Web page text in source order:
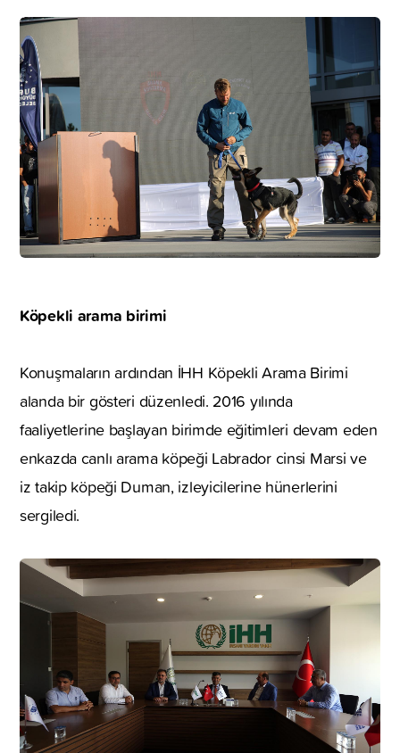
Köpekli arama birimi
Konuşmaların ardından İHH Köpekli Arama Birimi
alanda bir gösteri düzenledi. 2016 yılında
faaliyetlerine başlayan birimde eğitimleri devam eden
enkazda canlı arama köpeği Labrador cinsi Marsi ve
iz takip köpeği Duman, izleyicilerine hünerlerini
sergiledi.